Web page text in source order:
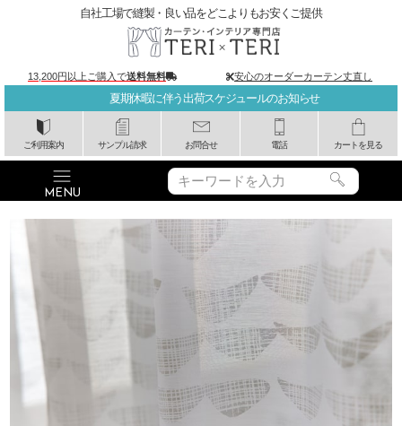
夏期休暇に伴う出荷スケジュールのお知らせ
ご利用案内 サンプル請求 お問合せ 電話 カートを見る
自社工場で縫製・良い品をどこよりもお安くご提供
13,200円以上ご購入で送料無料 安心のオーダーカーテン丈直し